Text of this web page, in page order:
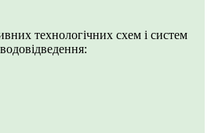
технологічних схем і систем